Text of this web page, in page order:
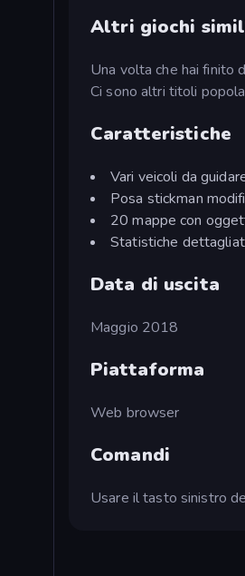
Altri giochi
Una volta che hai finito
Ci sono altri titoli
Caratteristiche
Vari veicoli da
Posa stickman
20 mappe con
Statistiche
Data di uscita
Maggio 2018
Piattaforma
Web browser
Comandi
Usare il tasto sinistro